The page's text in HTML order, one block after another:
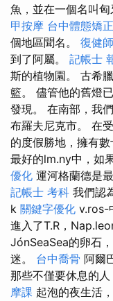
魚，並在一個名叫
甲按摩 台中體態矯正
個地區聞名。 復健
到了阿屬。 記帳士
斯的植物園。 古希
籃。 儘管他的舊燈
發現。 在南部，我
布羅夫尼克市。 在
的度假勝地，擁有數
最好的lm.ny中，如
優化 運河格蘭德是
記帳士 考科 我們認
k 關鍵字優化 v.ros-
進入了T.R，
JónSeaSea的卵石
迷。 台中喬骨 阿爾
那些不僅要休息的
摩課 起泡的夜生活